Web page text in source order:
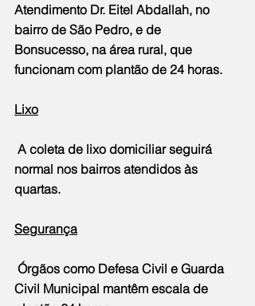
Atendimento Dr. Eitel Abdallah, no
bairro de São Pedro, e de
Bonsucesso, na área rural, que
funcionam com plantão de 24 horas.
Lixo
A coleta de lixo domiciliar seguirá
normal nos bairros atendidos às
quartas.
Segurança
Órgãos como Defesa Civil e Guarda
Civil Municipal mantêm escala de